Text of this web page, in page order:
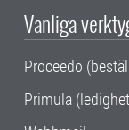
Vanliga
Proceedo
Primula